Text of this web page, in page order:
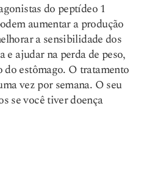
do peptídeo 1
aumentar a produção
a sensibilidade dos
ajudar na perda de peso,
do estômago. O tratamento
vez por semana. O seu
se você tiver doença